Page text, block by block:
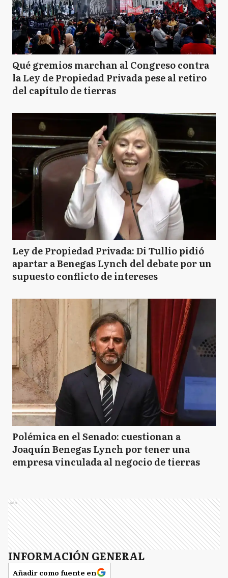
Qué gremios marchan al Congreso contra
la Ley de Propiedad Privada pese al retiro
del capítulo de tierras
Ley de Propiedad Privada: Di Tullio pidió
apartar a Benegas Lynch del debate por un
supuesto conflicto de intereses
Polémica en el Senado: cuestionan a
Joaquín Benegas Lynch por tener una
empresa vinculada al negocio de tierras
Ads
INFORMACIÓN GENERAL
Añadir como fuente en